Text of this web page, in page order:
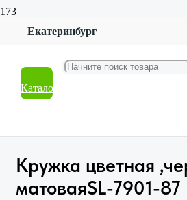
Екатеринбург
Каталог
Посуда
Кружка цветная ,черная матоваяSL-
Кружка цветная
матоваяSL-7901-87